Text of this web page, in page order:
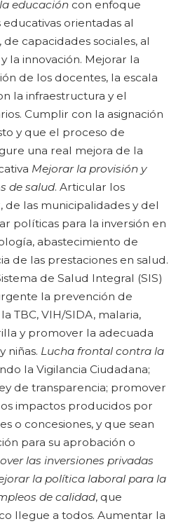
educación con enfoque
orientadas al
capacidades sociales, al
la innovación. Mejorar la
de los docentes, la escala
la infraestructura y el
Cumplir con la asignación
y que el proceso de
una real mejora de la
Mejorar la provisión y
de salud. Articular los
de las municipalidades y del
políticas para la inversión en
abastecimiento de
de las prestaciones en salud.
de Salud Integral (SIS)
la prevención de
TBC, VIH/SIDA, malaria,
y promover la adecuada
niñas. Lucha frontal contra la
la Vigilancia Ciudadana;
de transparencia; promover
impactos producidos por
o concesiones, y que sean
para su aprobación o
las inversiones privadas
la política laboral para la
de calidad, que
llegue a todos. Aumentar la